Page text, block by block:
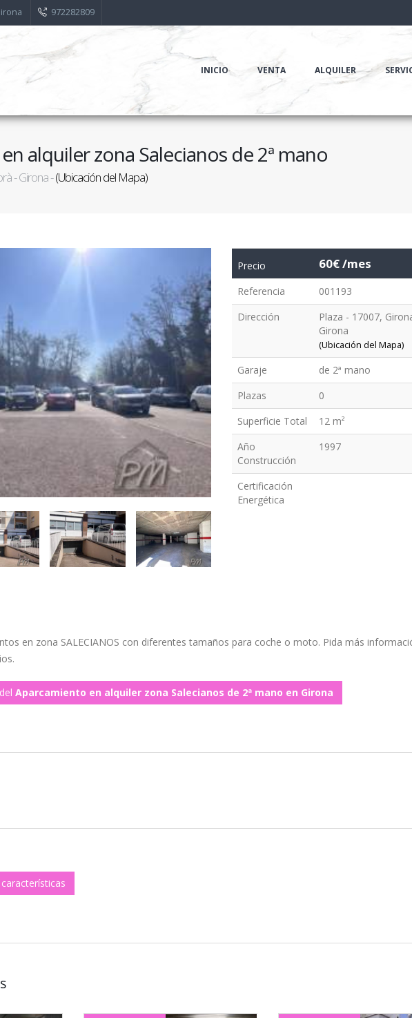
972282809
INICIO VENTA ALQUILER
alquiler zona Salecianos de 2ª mano
- Girona -(Ubicación del Mapa)
Precio 60€ /mes
Referencia
001193
Dirección
Plaza - 17007,
Girona
(Ubicación del Mapa)
Garaje
de 2ª mano
Plazas
0
Superficie Total
12 m²
Año
Construcción
1997
Certificación
Energética
en zona SALECIANOS con diferentes tamaños para coche o moto. Pida más
Aparcamiento en alquiler zona Salecianos de 2ª mano en Girona